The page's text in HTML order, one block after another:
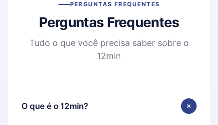
PERGUNTAS FREQUENTES
Perguntas Frequentes
Tudo o que você precisa saber sobre o
12min
O que é o 12min?